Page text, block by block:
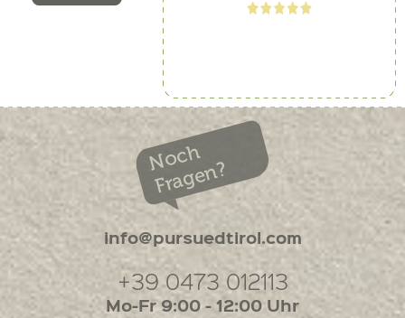
Noch
Fragen?
info@pursuedtirol.com
+39 0473 012113
Mo-Fr 9:00 - 12:00 Uhr